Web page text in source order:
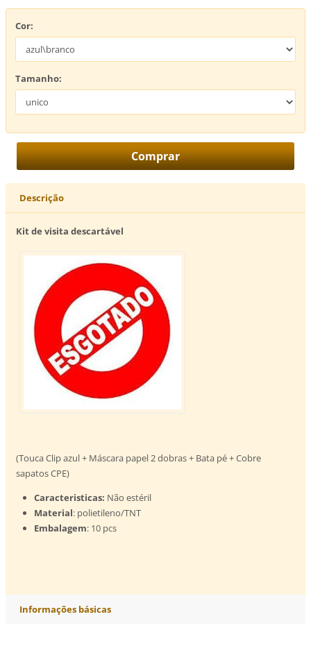
Cor:
Tamanho:
Descrição
Kit de visita descartável
(Touca Clip azul + Máscara papel 2 dobras + Bata pé + Cobre
sapatos CPE)
Caracteristicas: Não estéril
Material: polietileno/TNT
Embalagem: 10 pcs
Informações básicas